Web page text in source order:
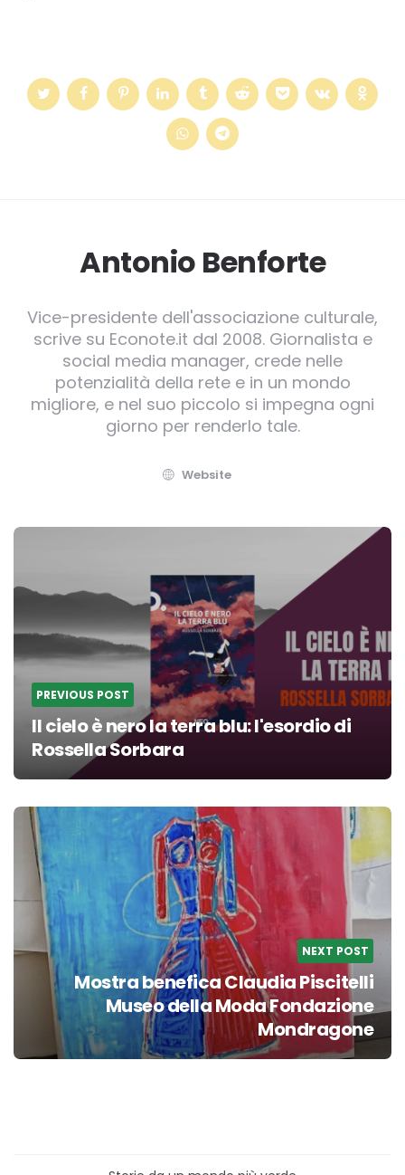
Antonio Benforte
Vice-presidente dell'associazione culturale,
scrive su Econote.it dal 2008. Giornalista e
social media manager, crede nelle
potenzialità della rete e in un mondo
migliore, e nel suo piccolo si impegna ogni
giorno per renderlo tale.
Website
Post
navigation
PREVIOUS POST
Il cielo è nero la terra blu: l'esordio di
Rossella Sorbara
NEXT POST
Mostra benefica Claudia Piscitelli
Museo della Moda Fondazione
Mondragone